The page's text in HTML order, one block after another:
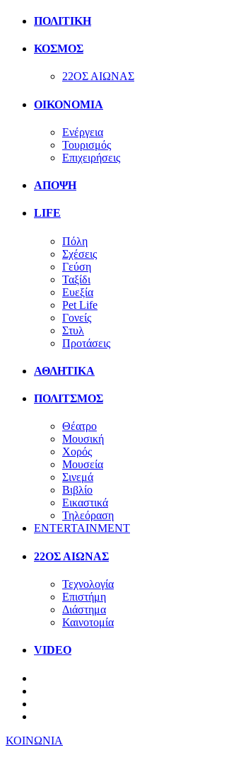
ΠΟΛΙΤΙΚΗ
ΚΟΣΜΟΣ
22ΟΣ ΑΙΩΝΑΣ
ΟΙΚΟΝΟΜΙΑ
Ενέργεια
Τουρισμός
Επιχειρήσεις
ΑΠΟΨΗ
LIFE
Πόλη
Σχέσεις
Γεύση
Ταξίδι
Ευεξία
Pet Life
Γονείς
Στυλ
Προτάσεις
ΑΘΛΗΤΙΚΑ
ΠΟΛΙΤΣΜΟΣ
Θέατρο
Μουσική
Χορός
Μουσεία
Σινεμά
Βιβλίο
Εικαστικά
Τηλεόραση
ENTERTAINMENT
22ΟΣ ΑΙΩΝΑΣ
Τεχνολογία
Επιστήμη
Διάστημα
Καινοτομία
VIDEO
ΚΟΙΝΩΝΙΑ